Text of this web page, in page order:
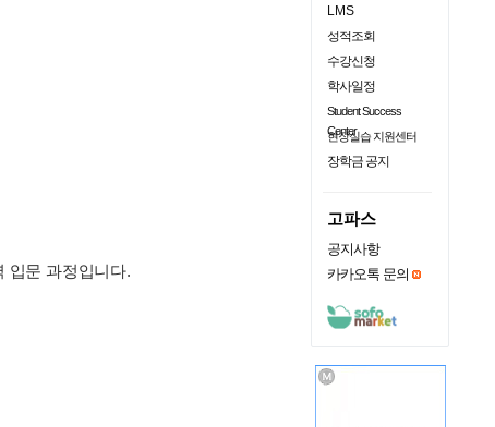
입문 과정입니다.
LMS
성적조회
수강신청
학사일정
Student Success
Center
현장실습 지원센터
장학금 공지
고파스
공지사항
카카오톡 문의